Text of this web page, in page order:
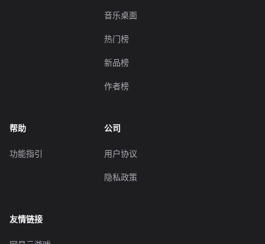
音乐桌面
热门榜
新品榜
作者榜
帮助
功能指引
公司
用户协议
隐私政策
友情链接